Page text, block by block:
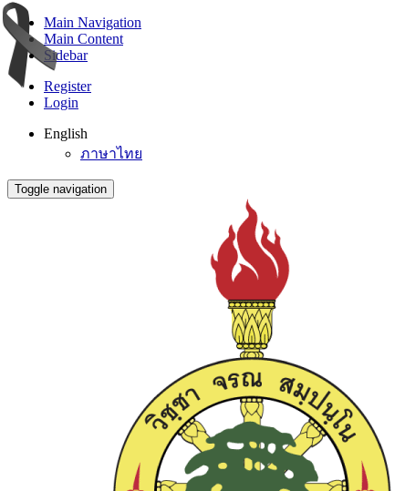
Main Navigation
Main Content
Sidebar
Register
Login
English
ภาษาไทย
Toggle navigation